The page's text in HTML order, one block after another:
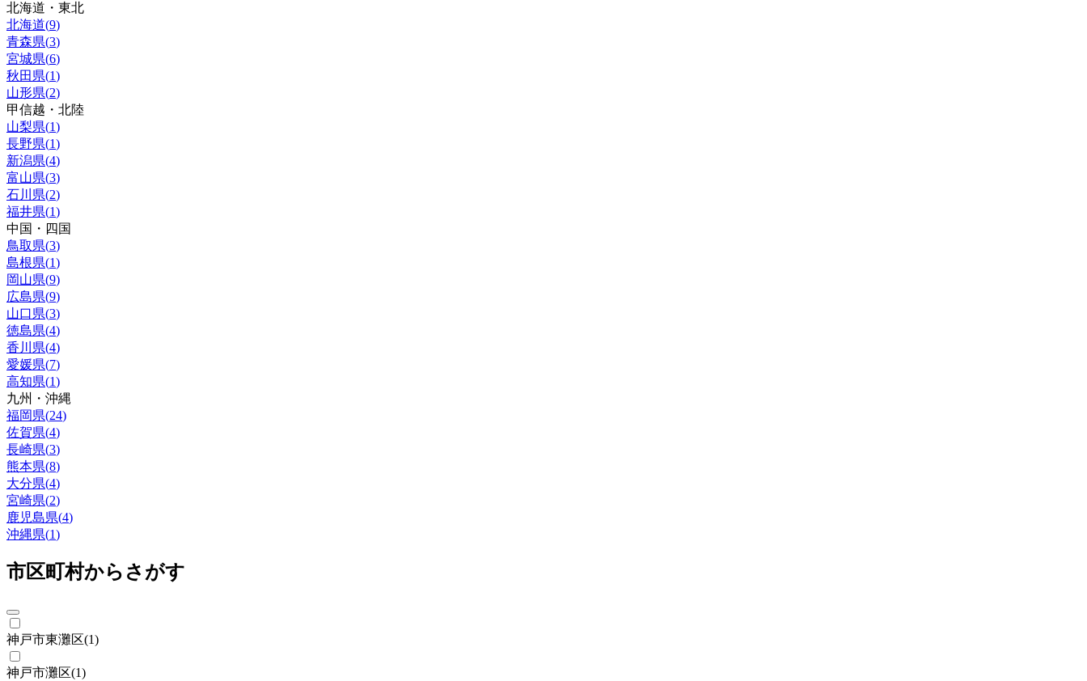
北海道・東北
北海道(9)
青森県(3)
宮城県(6)
秋田県(1)
山形県(2)
甲信越・北陸
山梨県(1)
長野県(1)
新潟県(4)
富山県(3)
石川県(2)
福井県(1)
中国・四国
鳥取県(3)
島根県(1)
岡山県(9)
広島県(9)
山口県(3)
徳島県(4)
香川県(4)
愛媛県(7)
高知県(1)
九州・沖縄
福岡県(24)
佐賀県(4)
長崎県(3)
熊本県(8)
大分県(4)
宮崎県(2)
鹿児島県(4)
沖縄県(1)
市区町村からさがす
神戸市東灘区(1)
神戸市灘区(1)